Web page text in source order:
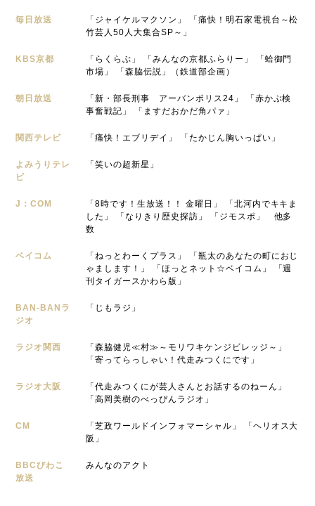
毎日放送
「ジャイケルマクソン」 「痛快！明石家電視台～松
竹芸人50人大集合SP～」
KBS京都
「らくらぶ」 「みんなの京都ふらりー」 「蛤御門
市場」 「森脇伝説」（鉄道部企画）
朝日放送
「新・部長刑事 アーバンポリス24」 「赤かぶ検
事奮戦記」 「ますだおかだ角パァ」
関西テレビ 「痛快！エブリデイ」 「たかじん胸いっぱい」
よみうりテレ
ビ
「笑いの超新星」
J：COM
「8時です！生放送！！ 金曜日」 「北河内でキキま
した」 「なりきり歴史探訪」 「ジモスポ」 他多
数
ベイコム
「ねっとわーくプラス」 「瓶太のあなたの町におじ
ゃまします！」 「ほっとネット☆ベイコム」 「週
刊タイガースかわら版」
BAN-BANラ
ジオ
「じもラジ」
ラジオ関西
「森脇健児≪村≫～モリワキケンジビレッジ～」
「寄ってらっしゃい！代走みつくにです」
ラジオ大阪
「代走みつくにが芸人さんとお話するのねーん」
「高岡美樹のべっぴんラジオ」
CM
「芝政ワールドインフォマーシャル」 「ヘリオス大
阪」
BBCびわこ
放送
みんなのアクト